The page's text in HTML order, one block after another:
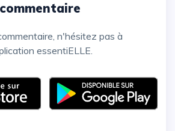
commentaire
essentiELLE.